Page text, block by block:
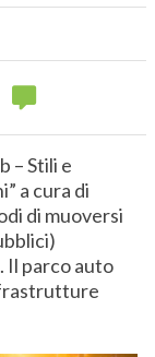
– Stili e
a cura di
di muoversi
Il parco auto